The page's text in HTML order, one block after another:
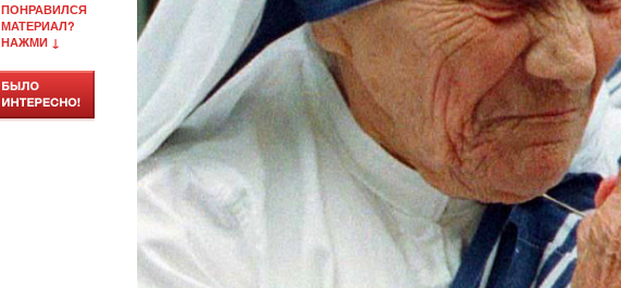
ПОНРАВИЛСЯ
МАТЕРИАЛ?
НАЖМИ ↓